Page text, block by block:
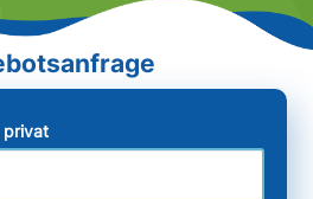
privat